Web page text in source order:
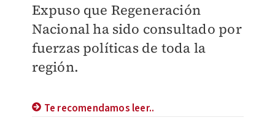
Expuso que Regeneración
Nacional ha sido consultado por
fuerzas políticas de toda la
región.
Te recomendamos leer..